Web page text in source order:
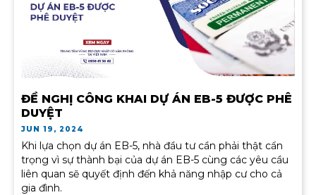
ĐỀ NGHỊ CÔNG KHAI DỰ ÁN EB-5 ĐƯỢC PHÊ
DUYỆT
JUN 19, 2024
Khi lựa chọn dự án EB-5, nhà đầu tư cần phải thật cẩn
trọng vì sự thành bại của dự án EB-5 cùng các yêu cầu
liên quan sẽ quyết định đến khả năng nhập cư cho cả
gia đình.